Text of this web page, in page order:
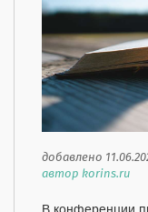
добавлено
автор korins.ru